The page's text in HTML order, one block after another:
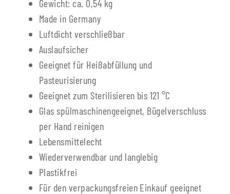
Gewicht: ca. 0,54 kg
Made in Germany
Luftdicht verschließbar
Auslaufsicher
Geeignet für Heißabfüllung und
Pasteurisierung
Geeignet zum Sterilisieren bis 121 °C
Glas spülmaschinengeeignet, Bügelverschluss
per Hand reinigen
Lebensmittelecht
Wiederverwendbar und langlebig
Plastikfrei
Für den verpackungsfreien Einkauf geeignet